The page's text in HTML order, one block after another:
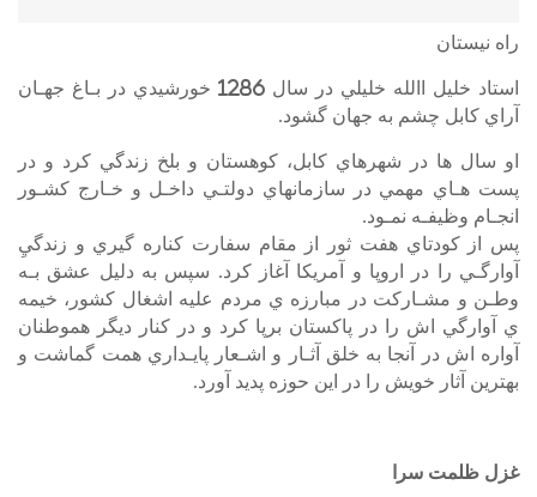
راه نیستان
استاد خليل االله خليلي در سال 1286 خورشيدي در بـاغ جهـان
آراي كابل چشم به جهان گشود.
او سال ها در شهرهاي كابل، كوهستان و بلخ زندگي كرد و در
پست هـاي مهمي در سازمانهاي دولتـي داخـل و خـارج كشـور
انجـام وظيفـه نمـود.
پس از كودتاي هفت ثور از مقام سفارت كناره گيري و زندگيِ
آوارگـي را در اروپا و آمريكا آغاز كرد. سپس به دليل عشق بـه
وطـن و مشـاركت در مبارزه ي مردم عليه اشغال كشور، خيمه
ي آوارگي اش را در پاكستان برپا كرد و در كنار ديگر هموطنان
آواره اش در آنجا به خلق آثـار و اشـعار پايـداري همت گماشت و
بهترين آثار خويش را در اين حوزه پديد آورد.
غزل ظلمت سرا